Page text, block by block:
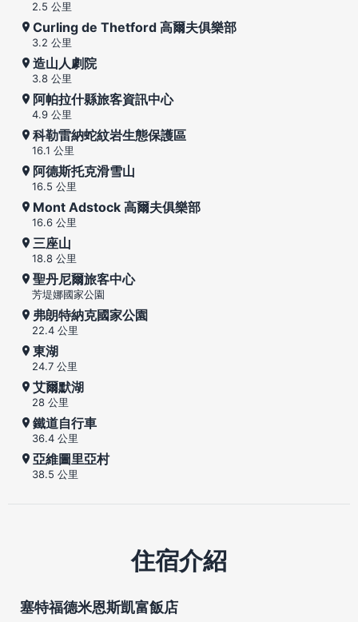
2.5 公里
Curling de Thetford 高爾夫俱樂部
3.2 公里
造山人劇院
3.8 公里
阿帕拉什縣旅客資訊中心
4.9 公里
科勒雷納蛇紋岩生態保護區
16.1 公里
阿德斯托克滑雪山
16.5 公里
Mont Adstock 高爾夫俱樂部
16.6 公里
三座山
18.8 公里
聖丹尼爾旅客中心
芳堤娜國家公園
弗朗特納克國家公園
22.4 公里
東湖
24.7 公里
艾爾默湖
28 公里
鐵道自行車
36.4 公里
亞維圖里亞村
38.5 公里
住宿介紹
塞特福德米恩斯凱富飯店